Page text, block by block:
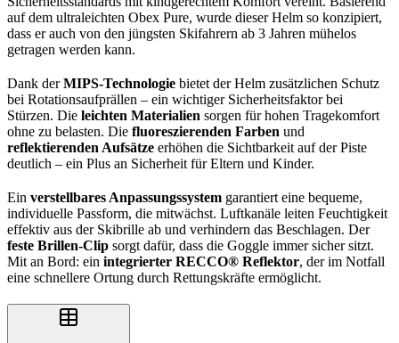
auf dem ultraleichten Obex Pure, wurde dieser Helm so konzipiert,
dass er auch von den jüngsten Skifahrern ab 3 Jahren mühelos
getragen werden kann.
Dank derMIPS-Technologie bietet der Helm zusätzlichen Schutz
bei Rotationsaufprällen – ein wichtiger Sicherheitsfaktor bei
Stürzen. Die leichten Materialien sorgen für hohen Tragekomfort
ohne zu belasten. Die fluoreszierenden Farben und
reflektierenden Aufsätze erhöhen die Sichtbarkeit auf der Piste
deutlich – ein Plus an Sicherheit für Eltern und Kinder.
Ein verstellbares Anpassungssystem garantiert eine bequeme,
individuelle Passform, die mitwächst. Luftkanäle leiten Feuchtigkeit
effektiv aus der Skibrille ab und verhindern das Beschlagen. Der
feste Brillen-Clip sorgt dafür, dass die Goggle immer sicher sitzt.
Mit an Bord: ein integrierter RECCO® Reflektor, der im Notfall
eine schnellere Ortung durch Rettungskräfte ermöglicht.